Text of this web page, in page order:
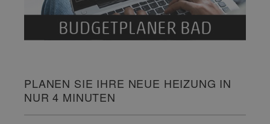
PLANEN SIE IHRE NEUE HEIZUNG IN
NUR 4 MINUTEN